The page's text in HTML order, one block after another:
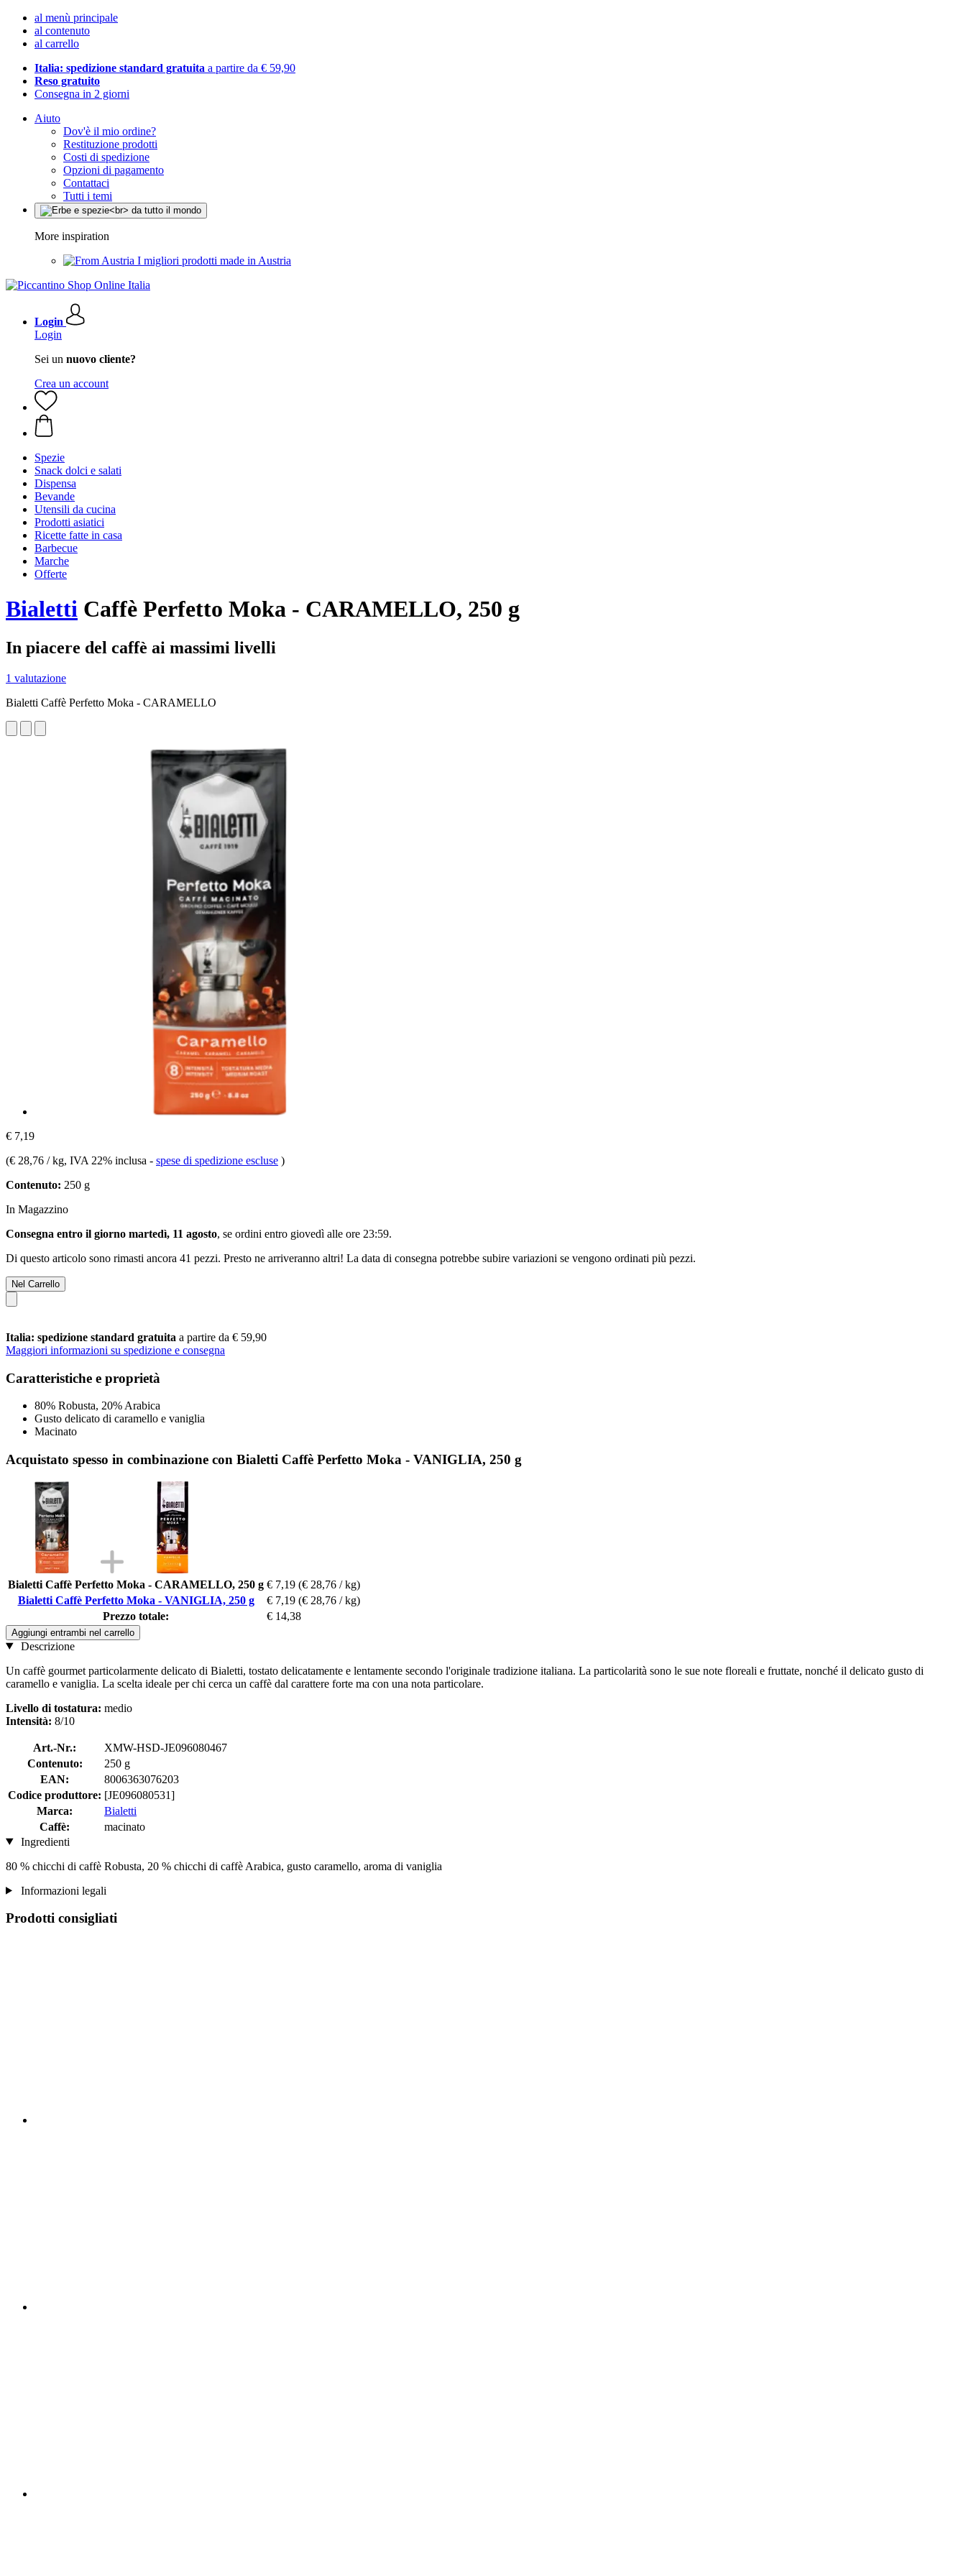
al menù principale
al contenuto
al carrello
Italia: spedizione standard gratuita a partire da € 59,90
Reso gratuito
Consegna in 2 giorni
Aiuto
Dov'è il mio ordine?
Restituzione prodotti
Costi di spedizione
Opzioni di pagamento
Contattaci
Tutti i temi
More inspiration
I migliori prodotti made in Austria
Login
Login
Sei un nuovo cliente?
Crea un account
Spezie
Snack dolci e salati
Dispensa
Bevande
Utensili da cucina
Prodotti asiatici
Ricette fatte in casa
Barbecue
Marche
Offerte
Bialetti Caffè Perfetto Moka - CARAMELLO, 250 g
In piacere del caffè ai massimi livelli
1 valutazione
Bialetti Caffè Perfetto Moka - CARAMELLO
€ 7,19
(€ 28,76 / kg, IVA 22% inclusa - spese di spedizione escluse )
Contenuto: 250 g
In Magazzino
Consegna entro il giorno martedì, 11 agosto, se ordini entro giovedì alle ore 23:59.
Di questo articolo sono rimasti ancora 41 pezzi. Presto ne arriveranno altri! La data di consegna potrebbe subire variazioni se vengono ordinati più pezzi.
Nel Carrello
Italia: spedizione standard gratuita a partire da € 59,90
Maggiori informazioni su spedizione e consegna
Caratteristiche e proprietà
80% Robusta, 20% Arabica
Gusto delicato di caramello e vaniglia
Macinato
Acquistato spesso in combinazione con Bialetti Caffè Perfetto Moka - VANIGLIA, 250 g
Bialetti Caffè Perfetto Moka - CARAMELLO, 250 g € 7,19 (€ 28,76 / kg)
Bialetti Caffè Perfetto Moka - VANIGLIA, 250 g
€ 7,19 (€ 28,76 / kg)
Prezzo totale:
€ 14,38
Aggiungi entrambi nel carrello
Descrizione
Un caffè gourmet particolarmente delicato di Bialetti, tostato delicatamente e lentamente secondo l'originale tradizione italiana. La particolarità sono le sue note floreali e fruttate, nonché il delicato gusto di
caramello e vaniglia. La scelta ideale per chi cerca un caffè dal carattere forte ma con una nota particolare.
Livello di tostatura: medio
Intensità: 8/10
Art.-Nr.:
XMW-HSD-JE096080467
Contenuto:
250 g
EAN:
8006363076203
Codice produttore: [JE096080531]
Marca:
Bialetti
Caffè:
macinato
Ingredienti
80 % chicchi di caffè Robusta, 20 % chicchi di caffè Arabica, gusto caramello, aroma di vaniglia
Informazioni legali
Prodotti consigliati